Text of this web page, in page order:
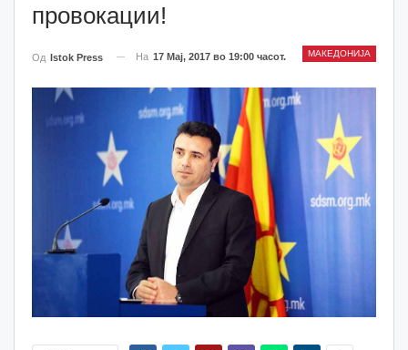
провокации!
МАКЕДОНИЈА
Од Istok Press На 17 Мај, 2017 во 19:00 часот.